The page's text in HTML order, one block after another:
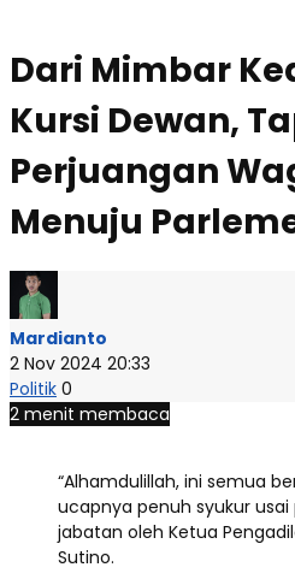
Dari Mimbar
Kursi Dewan,
Perjuangan
Menuju
Mardianto
2 Nov 2024 20:33
Politik 0
2 menit membaca
“Alhamdulillah, ini semua
ucapnya penuh syukur
jabatan oleh Ketua
Sutino.